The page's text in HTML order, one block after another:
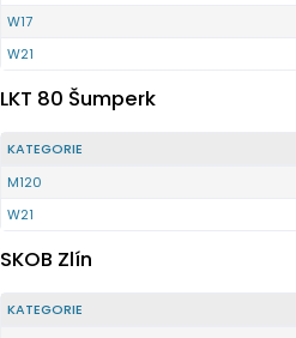
W17
W21
LKT 80 Šumperk
KATEGORIE
M120
W21
SKOB Zlín
KATEGORIE